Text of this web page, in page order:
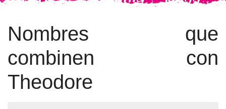
Nombres que
combinen con
Theodore